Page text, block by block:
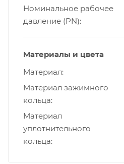
Номинальное рабочее
давление (PN)
Материалы и цвета
Материал
Материал зажимного
кольца
Материал
уплотнительного
кольца